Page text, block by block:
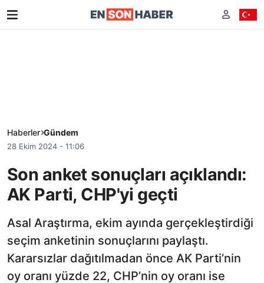
Haberler Gündem
28 Ekim 2024 - 11:06
Son anket sonuçları açıklandı:
AK Parti, CHP'yi geçti
Asal Araştırma, ekim ayında gerçekleştirdiği
seçim anketinin sonuçlarını paylaştı.
Kararsızlar dağıtılmadan önce AK Parti’nin
oy oranı yüzde 22, CHP’nin oy oranı ise